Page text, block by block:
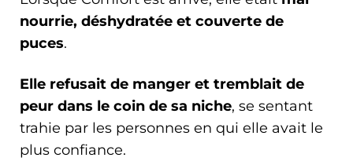
nourrie, déshydratée et couverte de
puces.
Elle refusait de manger et tremblait de
peur dans le coin de sa niche, se sentant
trahie par les personnes en qui elle avait le
plus confiance.